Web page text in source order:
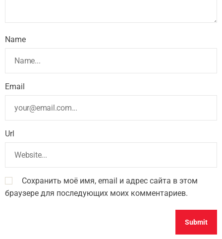
Name
Email
Url
Сохранить моё имя, email и адрес сайта в этом
браузере для последующих моих комментариев.